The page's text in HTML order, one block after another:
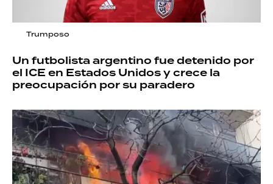
Trumposo
Un futbolista argentino fue detenido por
el ICE en Estados Unidos y crece la
preocupación por su paradero